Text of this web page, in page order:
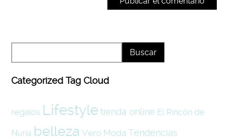
Categorized Tag Cloud
regalos Lifestyle tienda online El Rincón de
Nuria belleza Vero Moda Tendencias